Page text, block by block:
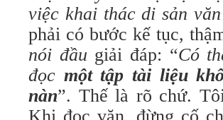
việc khai thác di sản
phải có bước kế tục,
nói đầu giải đáp: “Có
đọc một tập tài liệu
nàn”. Thế là rõ chứ.